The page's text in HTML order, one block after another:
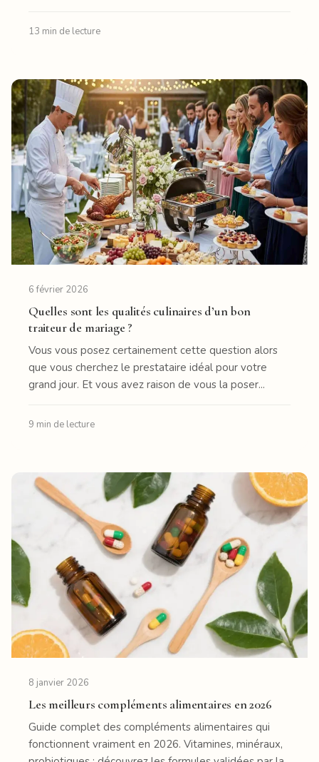
13 min de lecture
6 février 2026
Quelles sont les qualités culinaires d’un bon
traiteur de mariage ?
Vous vous posez certainement cette question alors
que vous cherchez le prestataire idéal pour votre
grand jour. Et vous avez raison de vous la poser...
9 min de lecture
8 janvier 2026
Les meilleurs compléments alimentaires en 2026
Guide complet des compléments alimentaires qui
fonctionnent vraiment en 2026. Vitamines, minéraux,